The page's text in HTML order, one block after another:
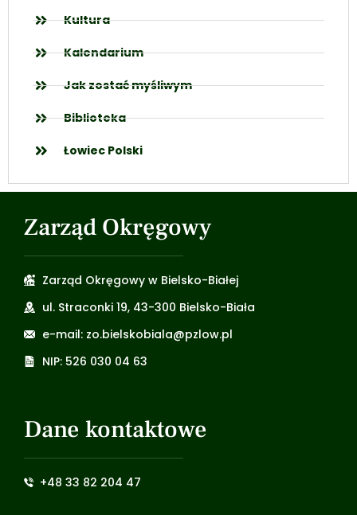
Kultura
Kalendarium
Jak zostać myśliwym
Biblioteka
Łowiec Polski
Zarząd Okręgowy
Zarząd Okręgowy w Bielsko-Białej
ul. Straconki 19, 43-300 Bielsko-Biała
e-mail: zo.bielskobiala@pzlow.pl
NIP: 526 030 04 63
Dane kontaktowe
+48 33 82 204 47